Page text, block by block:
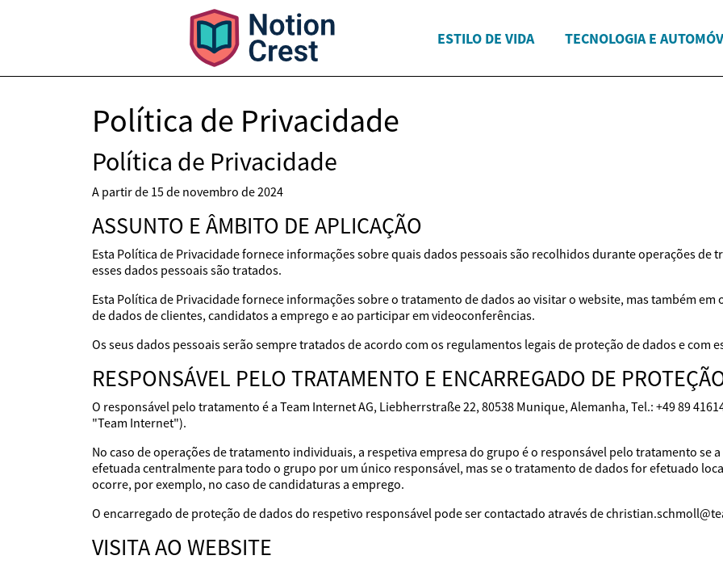
ESTILO DE VIDA TECNOLOGIA E
Política de Privacidade
Política de Privacidade
A partir de 15 de novembro de 2024
ASSUNTO E ÂMBITO DE APLICAÇÃO
Esta Política de Privacidade fornece informações sobre quais dados pessoais são recolhidos durante operações de
esses dados pessoais são tratados.
Esta Política de Privacidade fornece informações sobre o tratamento de dados ao visitar o website, mas também
de dados de clientes, candidatos a emprego e ao participar em videoconferências.
Os seus dados pessoais serão sempre tratados de acordo com os regulamentos legais de proteção de dados e com
RESPONSÁVEL PELO TRATAMENTO E ENCARREGADO DE
O responsável pelo tratamento é a Team Internet AG, Liebherrstraße 22, 80538 Munique, Alemanha, Tel.: +49 89
"Team Internet").
No caso de operações de tratamento individuais, a respetiva empresa do grupo é o responsável pelo tratamento se
efetuada centralmente para todo o grupo por um único responsável, mas se o tratamento de dados for efetuado
ocorre, por exemplo, no caso de candidaturas a emprego.
O encarregado de proteção de dados do respetivo responsável pode ser contactado através de
VISITA AO WEBSITE